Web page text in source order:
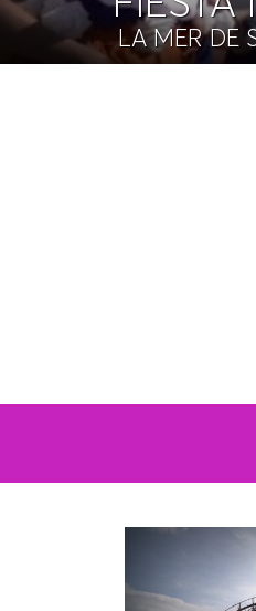
LA MER DE